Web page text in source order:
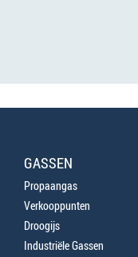
GASSEN
Propaangas
Verkooppunten
Droogijs
Industriële Gassen